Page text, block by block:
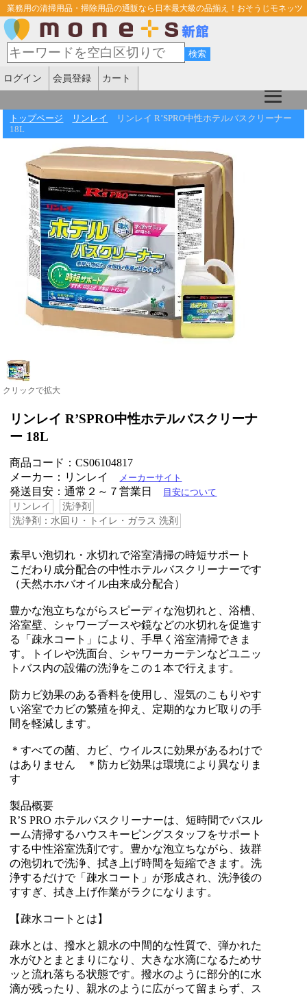
業務用の清掃用品・掃除用品の通販なら日本最大級の品揃え！おそうじモネッツ
ログイン 会員登録 カート
トップページ リンレイ
リンレイ R’SPRO中性ホテルバスクリーナー
18L
クリックで拡大
リンレイ R’SPRO中性ホテルバスクリーナ
ー 18L
商品コード：CS06104817
メーカー：リンレイ
メーカーサイト
発送目安：通常２～７営業日 目安について
リンレイ
洗浄剤
洗浄剤：水回り・トイレ・ガラス 洗剤
素早い泡切れ・水切れで浴室清掃の時短サポート
こだわり成分配合の中性ホテルバスクリーナーです
（天然ホホバオイル由来成分配合）
豊かな泡立ちながらスピーディな泡切れと、浴槽、
浴室壁、シャワーブースや鏡などの水切れを促進す
る「疎水コート」により、手早く浴室清掃できま
す。トイレや洗面台、シャワーカーテンなどユニッ
トバス内の設備の洗浄をこの１本で行えます。
防カビ効果のある香料を使用し、湿気のこもりやす
い浴室でカビの繁殖を抑え、定期的なカビ取りの手
間を軽減します。
＊すべての菌、カビ、ウイルスに効果があるわけで
はありません ＊防カビ効果は環境により異なりま
す
製品概要
R’S PRO ホテルバスクリーナーは、短時間でバスル
ーム清掃するハウスキーピングスタッフをサポート
する中性浴室洗剤です。豊かな泡立ちながら、抜群
の泡切れで洗浄、拭き上げ時間を短縮できます。洗
浄するだけで「疎水コート」が形成され、洗浄後の
すすぎ、拭き上げ作業がラクになります。
【疎水コートとは】
疎水とは、撥水と親水の中間的な性質で、弾かれた
水がひとまとまりになり、大きな水滴になるためサ
ッと流れ落ちる状態です。撥水のように部分的に水
滴が残ったり、親水のように広がって留まらず、ス